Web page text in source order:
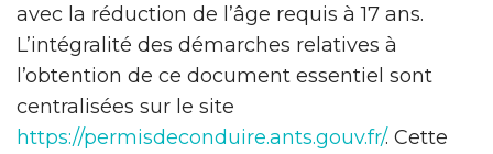
avec la réduction de l’âge requis à 17 ans.
L’intégralité des démarches relatives à
l’obtention de ce document essentiel sont
centralisées sur le site
https://permisdeconduire.ants.gouv.fr/. Cette